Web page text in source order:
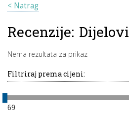
< Natrag
Recenzije: Dijelovi
Nema rezultata za prikaz
Filtriraj prema cijeni:
69